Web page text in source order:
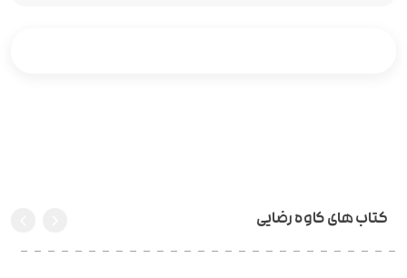
کتاب های کاوه رضایی